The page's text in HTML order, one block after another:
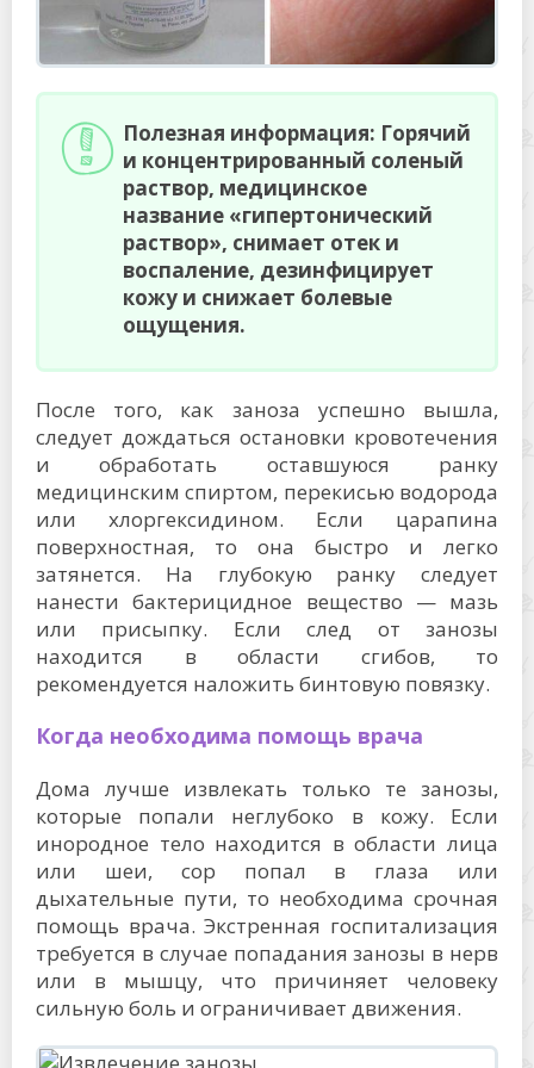
Полезная информация: Горячий
и концентрированный соленый
раствор, медицинское
название «гипертонический
раствор», снимает отек и
воспаление, дезинфицирует
кожу и снижает болевые
ощущения.
После того, как заноза успешно вышла,
следует дождаться остановки кровотечения
и обработать оставшуюся ранку
медицинским спиртом, перекисью водорода
или хлоргексидином. Если царапина
поверхностная, то она быстро и легко
затянется. На глубокую ранку следует
нанести бактерицидное вещество — мазь
или присыпку. Если след от занозы
находится в области сгибов, то
рекомендуется наложить бинтовую повязку.
Когда необходима помощь врача
Дома лучше извлекать только те занозы,
которые попали неглубоко в кожу. Если
инородное тело находится в области лица
или шеи, сор попал в глаза или
дыхательные пути, то необходима срочная
помощь врача. Экстренная госпитализация
требуется в случае попадания занозы в нерв
или в мышцу, что причиняет человеку
сильную боль и ограничивает движения.